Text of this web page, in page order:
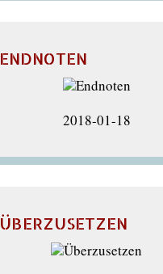
ENDNOTEN
2018-01-18
ÜBERZUSETZEN